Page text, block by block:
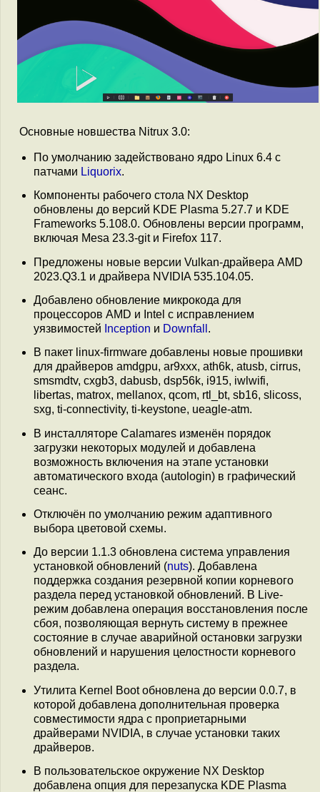
Основные новшества Nitrux 3.0:
По умолчанию задействовано ядро Linux 6.4 с
патчами Liquorix.
Компоненты рабочего стола NX Desktop
обновлены до версий KDE Plasma 5.27.7 и KDE
Frameworks 5.108.0. Обновлены версии программ,
включая Mesa 23.3-git и Firefox 117.
Предложены новые версии Vulkan-драйвера AMD
2023.Q3.1 и драйвера NVIDIA 535.104.05.
Добавлено обновление микрокода для
процессоров AMD и Intel с исправлением
уязвимостей Inception и Downfall .
В пакет linux-firmware добавлены новые прошивки
для драйверов amdgpu, ar9xxx, ath6k, atusb, cirrus,
smsmdtv, cxgb3, dabusb, dsp56k, i915, iwlwifi,
libertas, matrox, mellanox, qcom, rtl_bt, sb16, slicoss,
sxg, ti-connectivity, ti-keystone, ueagle-atm.
В инсталляторе Calamares изменён порядок
загрузки некоторых модулей и добавлена
возможность включения на этапе установки
автоматического входа (autologin) в графический
сеанс.
Отключён по умолчанию режим адаптивного
выбора цветовой схемы.
До версии 1.1.3 обновлена система управления
установкой обновлений (nuts). Добавлена
поддержка создания резервной копии корневого
раздела перед установкой обновлений. В Live-
режим добавлена операция восстановления после
сбоя, позволяющая вернуть систему в прежнее
состояние в случае аварийной остановки загрузки
обновлений и нарушения целостности корневого
раздела.
Утилита Kernel Boot обновлена до версии 0.0.7, в
которой добавлена дополнительная проверка
совместимости ядра с проприетарными
драйверами NVIDIA, в случае установки таких
драйверов.
В пользовательское окружение NX Desktop
добавлена опция для перезапуска KDE Plasma